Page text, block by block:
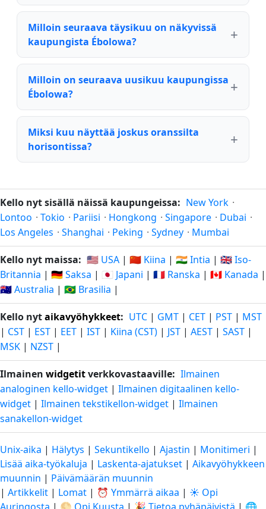
Milloin seuraava täysikuu on näkyvissä
kaupungista Ébolowa?
Milloin on seuraava uusikuu kaupungissa
Ébolowa?
Miksi kuu näyttää joskus oranssilta
horisontissa?
Kello nyt sisällä näissä kaupungeissa: New York ·
Lontoo · Tokio · Pariisi · Hongkong · Singapore · Dubai ·
Los Angeles · Shanghai · Peking · Sydney · Mumbai
Kello nyt maissa: 🇺🇸 USA | 🇨🇳 Kiina | 🇮🇳 Intia | 🇬🇧 Iso-
Britannia | 🇩🇪 Saksa | 🇯🇵 Japani | 🇫🇷 Ranska | 🇨🇦 Kanada |
🇦🇺 Australia | 🇧🇷 Brasilia |
Kello nytaikavyöhykkeet: UTC | GMT | CET | PST | MST
| CST | EST | EET | IST | Kiina (CST) | JST | AEST | SAST |
MSK | NZST |
Ilmainen widgetitverkkovastaaville: Ilmainen
analoginen kello-widget | Ilmainen digitaalinen kello-
widget | Ilmainen tekstikellon-widget | Ilmainen
sanakellon-widget
Unix-aika | Hälytys | Sekuntikello | Ajastin | Monitimeri |
Lisää aika-työkaluja | Laskenta-ajatukset | Aikavyöhykkeen
muunnin | Päivämäärän muunnin
| Artikkelit | Lomat | ⏰ Ymmärrä aikaa | ☀️ Opi